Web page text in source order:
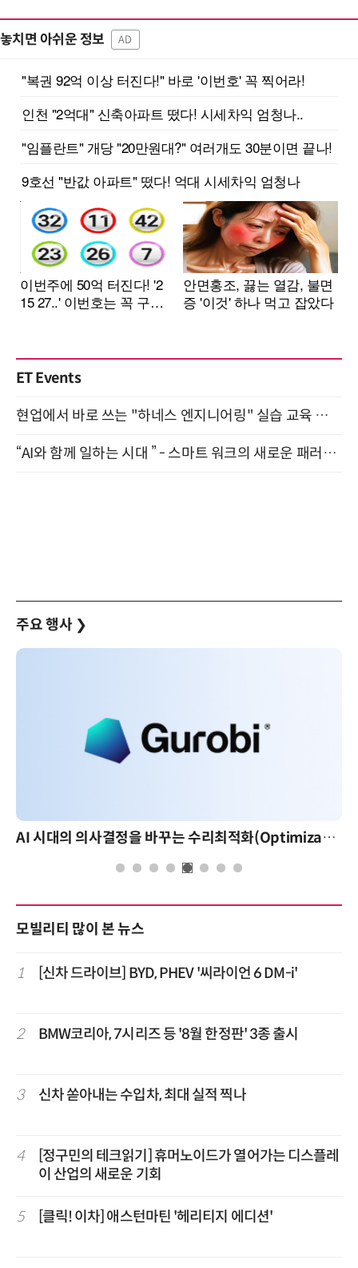
놓치면 아쉬운 정보 AD
ET Events
현업에서 바로 쓰는 "하네스 엔지니어링" 실습 교육 워크숍 8월 20일 개최
“AI와 함께 일하는 시대 ” - 스마트 워크의 새로운 패러다임 (9/11)
주요 행사 ❯
AI 시대의 의사결정을 바꾸는 수리최적화(Optimization): 실제 산업 적용 사례와 활용 전략
모빌리티 많이 본 뉴스
1 [신차 드라이브] BYD, PHEV '씨라이언 6 DM-i'
2 BMW코리아, 7시리즈 등 '8월 한정판' 3종 출시
3 신차 쏟아내는 수입차, 최대 실적 찍나
4
[정구민의 테크읽기] 휴머노이드가 열어가는 디스플레
이 산업의 새로운 기회
5 [클릭! 이차] 애스턴마틴 '헤리티지 에디션'